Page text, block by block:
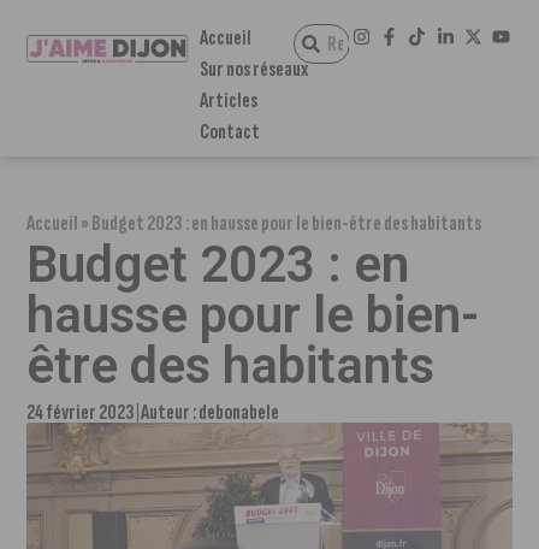
Accueil
Sur nos réseaux
Articles
Contact
Accueil»Budget 2023 : en hausse pour le bien-être des habitants
Budget 2023 : en
hausse pour le bien-
être des habitants
24 février 2023 Auteur :debonabele